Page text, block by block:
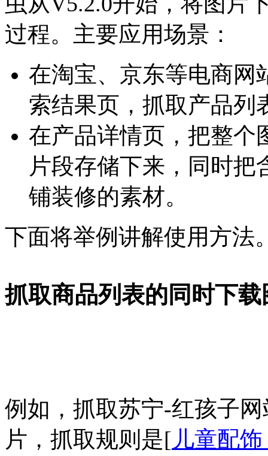
过程。主要应用场景：
在淘宝、京东等电商网
索结果页，抓取产品列
在产品详情页，把整个
片段存储下来，同时
铺装修的素材。
下面将举例讲解使用方法
抓取商品列表的同时下载
例如，抓取苏宁-红孩子
片，抓取规则是[儿童配